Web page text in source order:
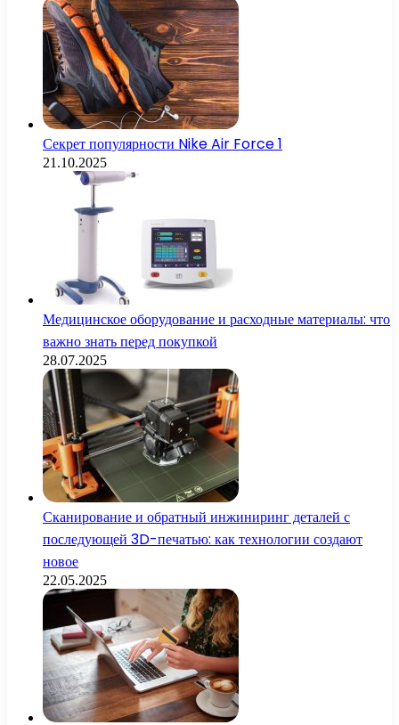
Секрет популярности Nike Air Force 1
21.10.2025
Медицинское оборудование и расходные материалы: что
важно знать перед покупкой
28.07.2025
Сканирование и обратный инжиниринг деталей с
последующей 3D-печатью: как технологии создают
новое
22.05.2025